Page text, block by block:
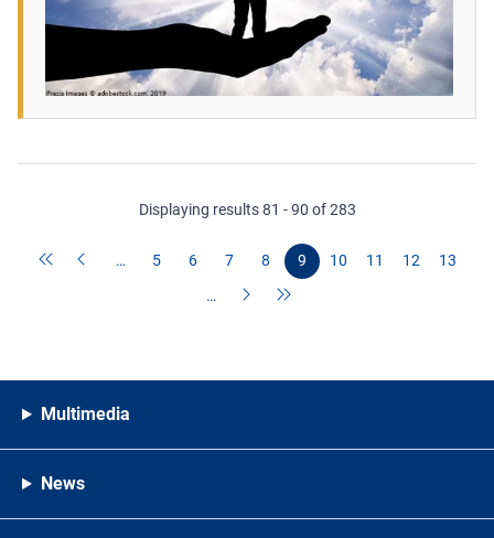
Displaying results 81 - 90 of 283
… 5 6 7 8 9 10 11 12
13
…
Multimedia
News